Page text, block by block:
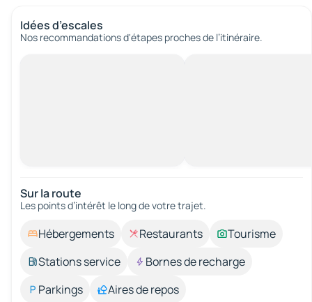
Idées d’escales
Nos recommandations d'étapes proches de l’itinéraire.
Sur la route
Les points d’intérêt le long de votre trajet.
Hébergements Restaurants
Tourisme
Stations service
Bornes de recharge
Parkings
Aires de repos